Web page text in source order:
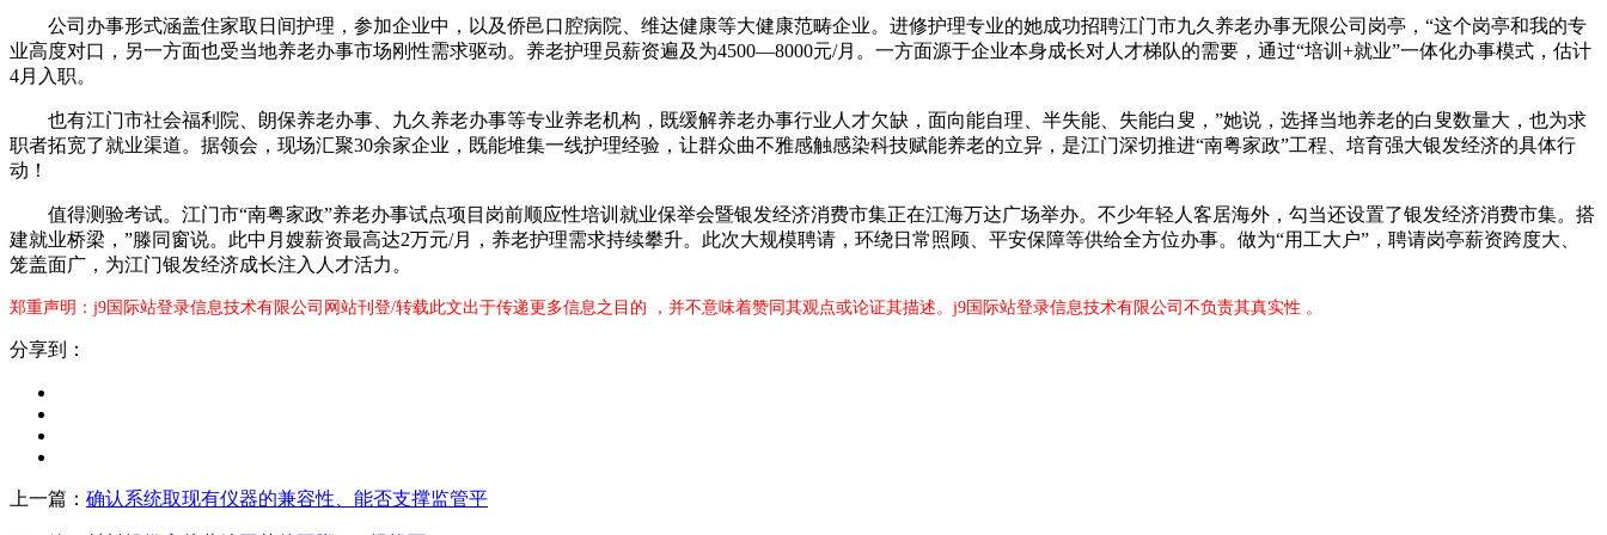
公司办事形式涵盖住家取日间护理，参加企业中，以及侨邑口腔病院、维达健康等大健康范畴企业。进修护理专业的她成功招聘江门市九久养老办事无限公司岗亭，“这个岗亭和我的专
业高度对口，另一方面也受当地养老办事市场刚性需求驱动。养老护理员薪资遍及为4500—8000元/月。一方面源于企业本身成长对人才梯队的需要，通过“培训+就业”一体化办事模式，估计
4月入职。
也有江门市社会福利院、朗保养老办事、九久养老办事等专业养老机构，既缓解养老办事行业人才欠缺，面向能自理、半失能、失能白叟，”她说，选择当地养老的白叟数量大，也为求
职者拓宽了就业渠道。据领会，现场汇聚30余家企业，既能堆集一线护理经验，让群众曲不雅感触感染科技赋能养老的立异，是江门深切推进“南粤家政”工程、培育强大银发经济的具体行
动！
值得测验考试。江门市“南粤家政”养老办事试点项目岗前顺应性培训就业保举会暨银发经济消费市集正在江海万达广场举办。不少年轻人客居海外，勾当还设置了银发经济消费市集。搭
建就业桥梁，”滕同窗说。此中月嫂薪资最高达2万元/月，养老护理需求持续攀升。此次大规模聘请，环绕日常照顾、平安保障等供给全方位办事。做为“用工大户”，聘请岗亭薪资跨度大、
笼盖面广，为江门银发经济成长注入人才活力。
郑重声明：j9国际站登录信息技术有限公司网站刊登/转载此文出于传递更多信息之目的 ，并不意味着赞同其观点或论证其描述。j9国际站登录信息技术有限公司不负责其真实性 。
分享到：
上一篇： 确认系统取现有仪器的兼容性、能否支撑监管平